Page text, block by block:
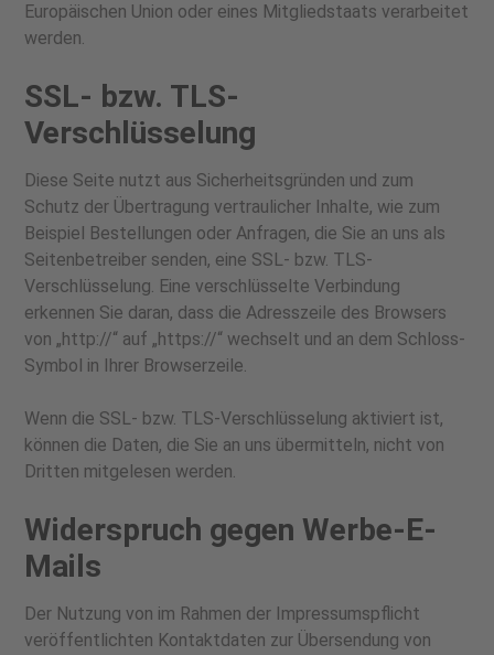
Europäischen Union oder eines Mitgliedstaats verarbeitet
werden.
SSL- bzw. TLS-
Verschlüsselung
Diese Seite nutzt aus Sicherheitsgründen und zum
Schutz der Übertragung vertraulicher Inhalte, wie zum
Beispiel Bestellungen oder Anfragen, die Sie an uns als
Seitenbetreiber senden, eine SSL- bzw. TLS-
Verschlüsselung. Eine verschlüsselte Verbindung
erkennen Sie daran, dass die Adresszeile des Browsers
von „http://“ auf „https://“ wechselt und an dem Schloss-
Symbol in Ihrer Browserzeile.
Wenn die SSL- bzw. TLS-Verschlüsselung aktiviert ist,
können die Daten, die Sie an uns übermitteln, nicht von
Dritten mitgelesen werden.
Widerspruch gegen Werbe-E-
Mails
Der Nutzung von im Rahmen der Impressumspflicht
veröffentlichten Kontaktdaten zur Übersendung von